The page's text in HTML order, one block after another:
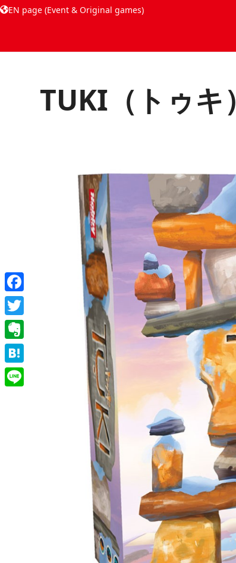
EN page (Event & Original games)
TUKI（トゥキ）
Facebook
Twitter
Evernote
Hatena